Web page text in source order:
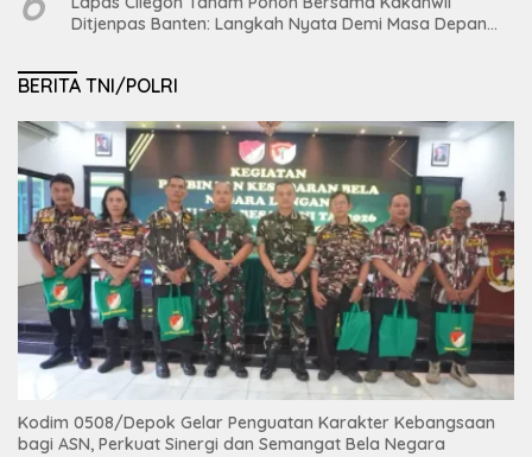
Ditjenpas Banten: Langkah Nyata Demi Masa Depan
BERITA TNI/POLRI
Kodim 0508/Depok Gelar Penguatan Karakter Kebangsaan
bagi ASN, Perkuat Sinergi dan Semangat Bela Negara